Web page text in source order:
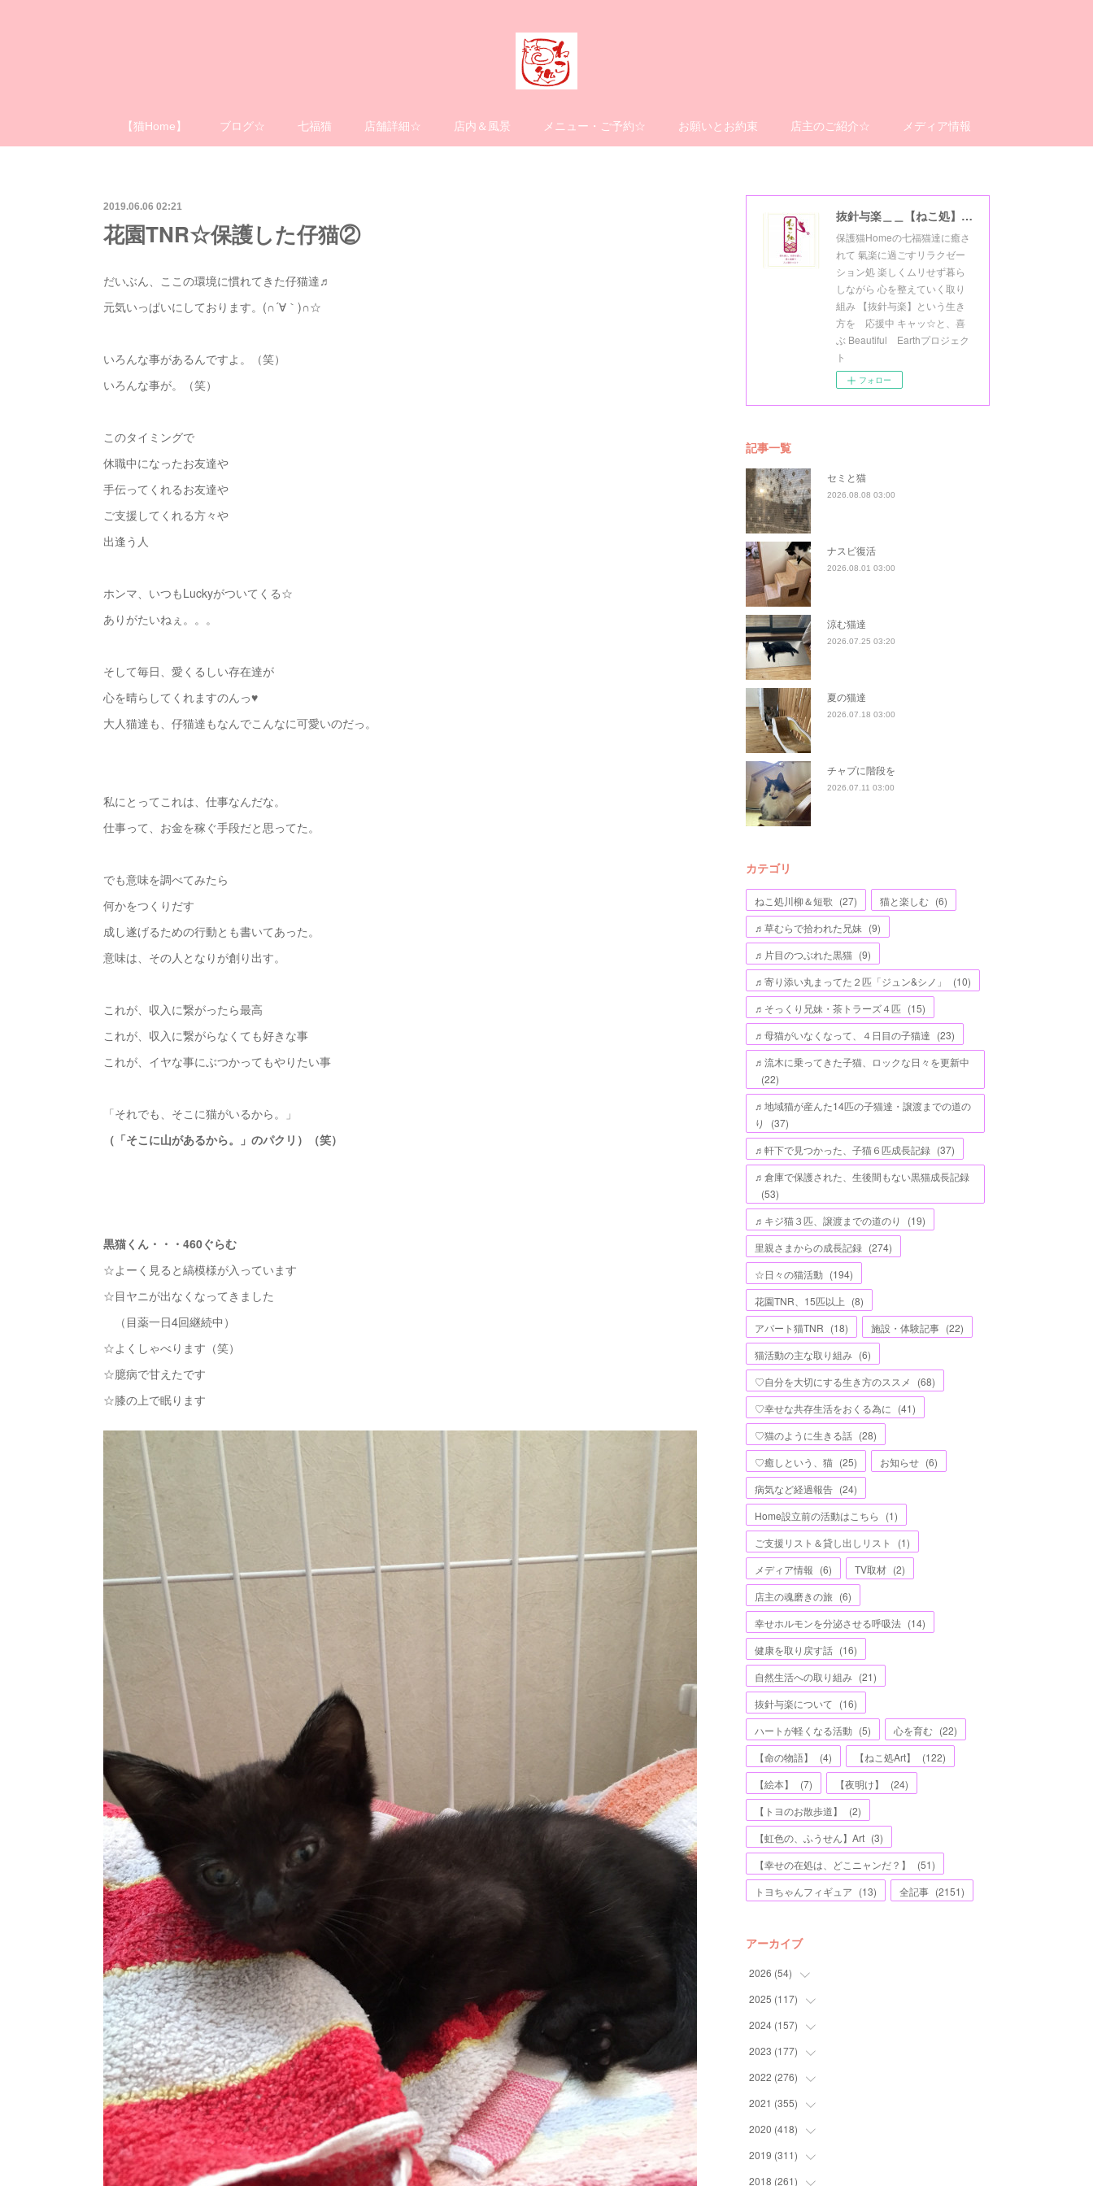
【猫Home】 ブログ☆ 七福猫 店舗詳細☆ 店内＆風景 メニュー・ご予約☆ お願いとお約束 店主のご紹介☆ メディア情報
2019.06.06 02:21
花園TNR☆保護した仔猫②
だいぶん、ここの環境に慣れてきた仔猫達♬
元気いっぱいにしております。(∩´∀｀)∩☆
いろんな事があるんですよ。（笑）
いろんな事が。（笑）
このタイミングで
休職中になったお友達や
手伝ってくれるお友達や
ご支援してくれる方々や
出逢う人
ホンマ、いつもLuckyがついてくる☆
ありがたいねぇ。。。
そして毎日、愛くるしい存在達が
心を晴らしてくれますのんっ♥
大人猫達も、仔猫達もなんでこんなに可愛いのだっ。
私にとってこれは、仕事なんだな。
仕事って、お金を稼ぐ手段だと思ってた。
でも意味を調べてみたら
何かをつくりだす
成し遂げるための行動とも書いてあった。
意味は、その人となりが創り出す。
これが、収入に繋がったら最高
これが、収入に繋がらなくても好きな事
これが、イヤな事にぶつかってもやりたい事
「それでも、そこに猫がいるから。」
（「そこに山があるから。」のパクリ）（笑）
黒猫くん・・・460ぐらむ
☆よーく見ると縞模様が入っています
☆目ヤニが出なくなってきました
（目薬一日4回継続中）
☆よくしゃべります（笑）
☆臆病で甘えたです
☆膝の上で眠ります
抜針与楽＿＿【ねこ処】＿＿猫楽ゼーションHome☆
保護猫Homeの七福猫達に癒さ
れて 氣楽に過ごすリラクゼー
ション処 楽しくムリせず暮ら
しながら 心を整えていく取り
組み 【抜針与楽】という生き
方を 応援中 キャッ☆と、喜
ぶ Beautiful Earthプロジェク
ト
フォロー
記事一覧
セミと猫
2026.08.08 03:00
ナスビ復活
2026.08.01 03:00
涼む猫達
2026.07.25 03:20
夏の猫達
2026.07.18 03:00
チャプに階段を
2026.07.11 03:00
カテゴリ
ねこ処川柳＆短歌 (27) 猫と楽しむ (6)
♬草むらで拾われた兄妹 (9)
♬片目のつぶれた黒猫 (9)
♬寄り添い丸まってた２匹「ジュン&シノ」
(10)
♬そっくり兄妹・茶トラーズ４匹 (15)
♬母猫がいなくなって、４日目の子猫達 (23)
♬流木に乗ってきた子猫、ロックな日々を更新中
(22)
♬地域猫が産んた14匹の子猫達・譲渡までの道の
り
(37)
♬軒下で見つかった、子猫６匹成長記録 (37)
♬倉庫で保護された、生後間もない黒猫成長記録
(53)
♬キジ猫３匹、譲渡までの道のり
(19)
里親さまからの成長記録 (274)
☆日々の猫活動 (194)
花園TNR、15匹以上 (8)
アパート猫TNR (18) 施設・体験記事 (22)
猫活動の主な取り組み (6)
♡自分を大切にする生き方のススメ
(68)
♡幸せな共存生活をおくる為に (41)
♡猫のように生きる話 (28)
♡癒しという、猫 (25) お知らせ (6)
病気など経過報告 (24)
Home設立前の活動はこちら
(1)
ご支援リスト＆貸し出しリスト
(1)
メディア情報 (6) TV取材 (2)
店主の魂磨きの旅 (6)
幸せホルモンを分泌させる呼吸法 (14)
健康を取り戻す話 (16)
自然生活への取り組み (21)
抜針与楽について (16)
ハートが軽くなる活動 (5) 心を育む (22)
【命の物語】
(4) 【ねこ処Art】 (122)
【絵本】
(7) 【夜明け】 (24)
【トヨのお散歩道】
(2)
【虹色の、ふうせん】Art (3)
【幸せの在処は、どこニャンだ？】
(51)
トヨちゃんフィギュア (13) 全記事 (2151)
アーカイブ
2026 (54)
(2)
(5)
(7)
(11
(8)
(6)
(8)
( 7)
2025 (117)
(11
(12
(12
(13
(6)
(5)
(3)
2024 (157)
(13
(13
(10
(13
(11
(11
2023 (177)
(20
(10
(11
(13
(15
2022 (276)
(17
(16
(21
(21
2021 (355)
(19
(12
(16
2020 (418)
(44
(59
2019 (311)
(25
2018 (261)